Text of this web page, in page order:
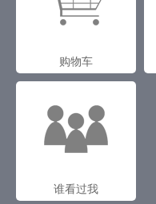
购物车
谁看过我